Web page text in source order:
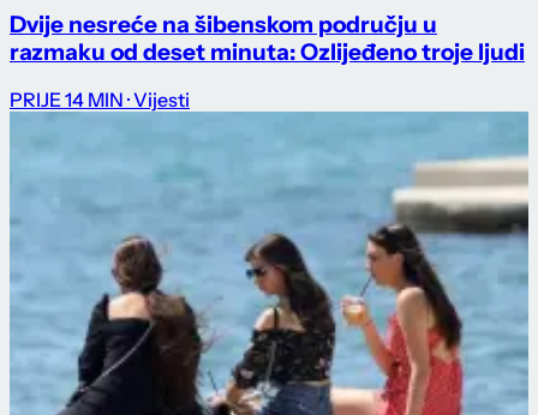
Dvije nesreće na šibenskom području u
razmaku od deset minuta: Ozlijeđeno troje ljudi
PRIJE 14 MIN · Vijesti